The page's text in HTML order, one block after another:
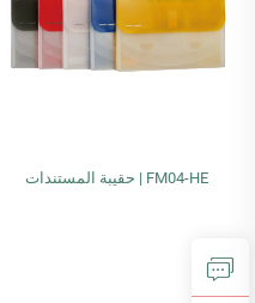
FM04-HE | حقيبة المستندات